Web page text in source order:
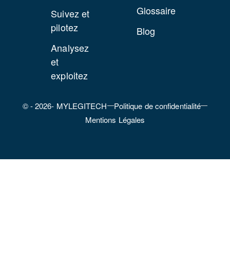
Suivez et
pilotez
Analysez
et
exploitez
Glossaire
Blog
© - 2026- MYLEGITECH
Politique de confidentialité
Mentions Légales